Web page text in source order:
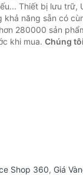
Thiết bị lưu trữ,
khả năng sẵn có
280000 sản
khi mua. Chúng
Shop 360, Giá